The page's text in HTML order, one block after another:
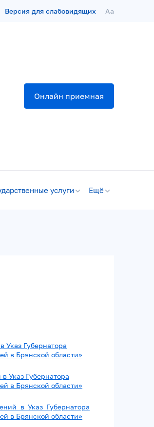
Версия для слабовидящих Aa
Онлайн приемная
услуги Ещё
Указ Губернатора
в Брянской области»
Указ Губернатора
в Брянской области»
в Указ Губернатора
в Брянской области»